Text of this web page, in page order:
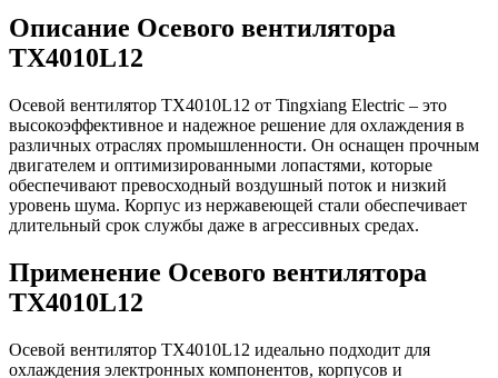
Описание Осевого вентилятора
TX4010L12
Осевой вентилятор TX4010L12 от Tingxiang Electric – это
высокоэффективное и надежное решение для охлаждения в
различных отраслях промышленности. Он оснащен прочным
двигателем и оптимизированными лопастями, которые
обеспечивают превосходный воздушный поток и низкий
уровень шума. Корпус из нержавеющей стали обеспечивает
длительный срок службы даже в агрессивных средах.
Применение Осевого вентилятора
TX4010L12
Осевой вентилятор TX4010L12 идеально подходит для
охлаждения электронных компонентов, корпусов и